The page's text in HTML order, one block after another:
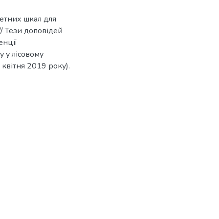
шкал для
Тези доповідей
лісовому
2019 року).